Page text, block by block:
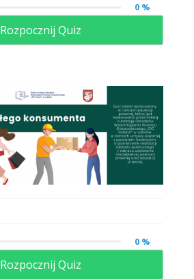
0 %
Rozpocznij Quiz
0 %
Rozpocznij Quiz